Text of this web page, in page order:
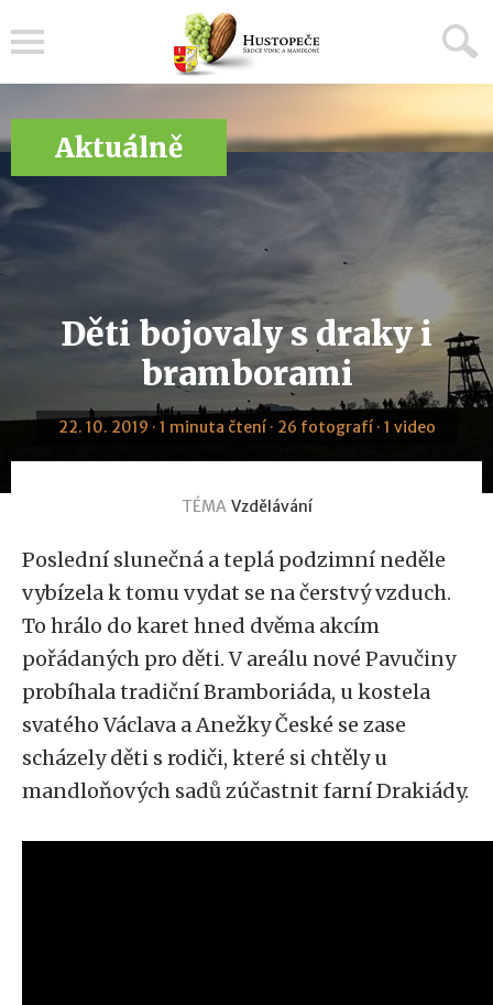
Aktuálně
Děti bojovaly s draky i
bramborami
22. 10. 2019 · 1 minuta čtení · 26 fotografí · 1 video
TÉMA Vzdělávání
Poslední slunečná a teplá podzimní neděle
vybízela k tomu vydat se na čerstvý vzduch.
To hrálo do karet hned dvěma akcím
pořádaných pro děti. V areálu nové Pavučiny
probíhala tradiční Bramboriáda, u kostela
svatého Václava a Anežky České se zase
scházely děti s rodiči, které si chtěly u
mandloňových sadů zúčastnit farní Drakiády.